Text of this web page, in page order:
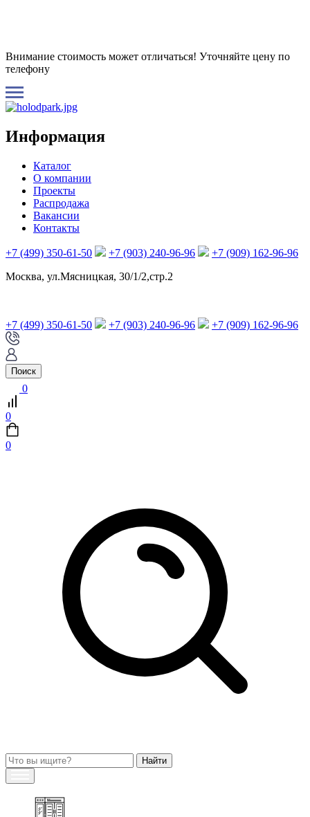
Внимание стоимость может отличаться! Уточняйте цену по
телефону
Информация
Каталог
О компании
Проекты
Распродажа
Вакансии
Контакты
+7 (499) 350-61-50 +7 (903) 240-96-96
+7 (909) 162-96-96
Москва, ул.Мясницкая, 30/1/2,стр.2
+7 (499) 350-61-50 +7 (903) 240-96-96 +7 (909) 162-96-96
Поиск
0
0
0